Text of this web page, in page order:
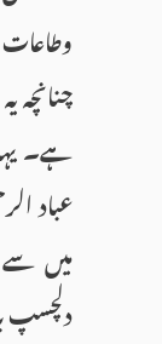
ہے۔
عباد
میں
دلچسپ